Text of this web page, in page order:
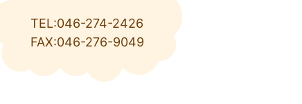
TEL:046-274-2426
FAX:046-276-9049